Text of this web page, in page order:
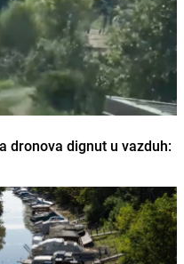
dronova dignut u vazduh: